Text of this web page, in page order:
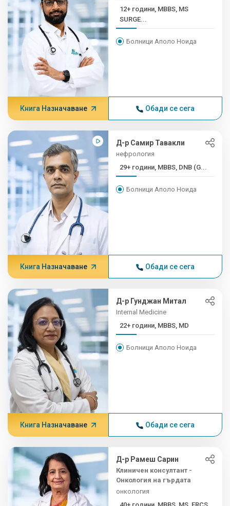
12+ години, MBBS, MS
SURGE...
Болници Аполо Ноида
Книга Назначаване Обади се сега
Д-р Самир Тавакли
нефрология
29+ години, MBBS, DNB (G...
Болници Аполо Ноида
Книга Назначаване Обади се сега
Д-р Гунджан Митал
Internal Medicine
22+ години, MBBS, MD
Болници Аполо Ноида
Книга Назначаване Обади се сега
Д-р Рамеш Сарин
Клиничен консултант -
Онкология на гърдата
онкология